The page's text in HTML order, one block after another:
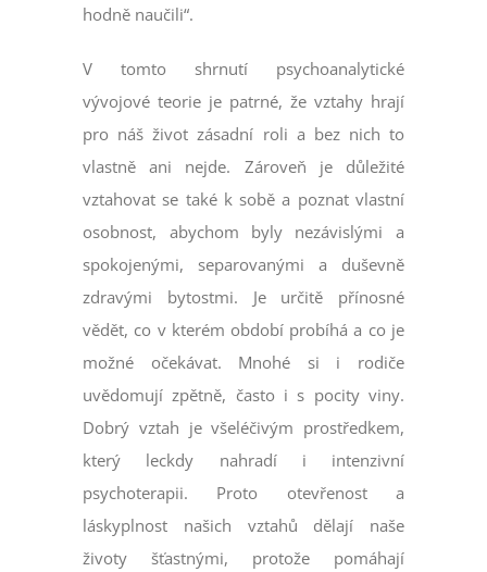
hodně naučili“.
V tomto shrnutí psychoanalytické
vývojové teorie je patrné, že vztahy hrají
pro náš život zásadní roli a bez nich to
vlastně ani nejde. Zároveň je důležité
vztahovat se také k sobě a poznat vlastní
osobnost, abychom byly nezávislými a
spokojenými, separovanými a duševně
zdravými bytostmi. Je určitě přínosné
vědět, co v kterém období probíhá a co je
možné očekávat. Mnohé si i rodiče
uvědomují zpětně, často i s pocity viny.
Dobrý vztah je všeléčivým prostředkem,
který leckdy nahradí i intenzivní
psychoterapii. Proto otevřenost a
láskyplnost našich vztahů dělají naše
životy šťastnými, protože pomáhají